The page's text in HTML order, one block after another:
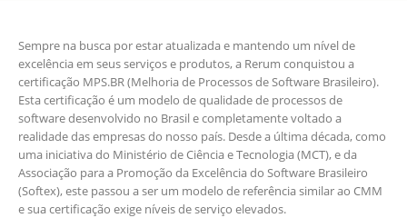
Sempre na busca por estar atualizada e mantendo um nível de
excelência em seus serviços e produtos, a Rerum conquistou a
certificação MPS.BR (Melhoria de Processos de Software Brasileiro).
Esta certificação é um modelo de qualidade de processos de
software desenvolvido no Brasil e completamente voltado a
realidade das empresas do nosso país. Desde a última década, como
uma iniciativa do Ministério de Ciência e Tecnologia (MCT), e da
Associação para a Promoção da Excelência do Software Brasileiro
(Softex), este passou a ser um modelo de referência similar ao CMM
e sua certificação exige níveis de serviço elevados.